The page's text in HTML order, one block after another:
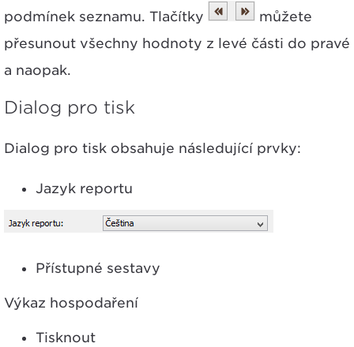
podmínek seznamu. Tlačítky
můžete
přesunout všechny hodnoty z levé části do pravé
a naopak.
Dialog pro tisk
Dialog pro tisk obsahuje následující prvky:
Jazyk reportu
Přístupné sestavy
Výkaz hospodaření
Tisknout